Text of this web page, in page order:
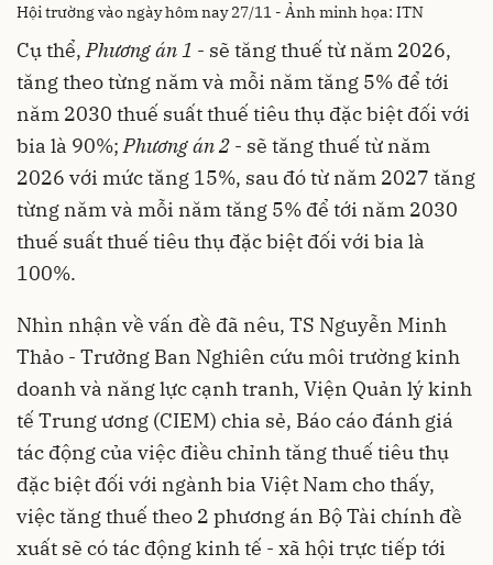
Hội trường vào ngày hôm nay 27/11 - Ảnh minh họa: ITN
Cụ thể,Phương án 1 - sẽ tăng thuế từ năm 2026,
tăng theo từng năm và mỗi năm tăng 5% để tới
năm 2030 thuế suất thuế tiêu thụ đặc biệt đối với
bia là 90%;Phương án 2 - sẽ tăng thuế từ năm
2026 với mức tăng 15%, sau đó từ năm 2027 tăng
từng năm và mỗi năm tăng 5% để tới năm 2030
thuế suất thuế tiêu thụ đặc biệt đối với bia là
100%.
Nhìn nhận về vấn đề đã nêu, TS Nguyễn Minh
Thảo - Trưởng Ban Nghiên cứu môi trường kinh
doanh và năng lực cạnh tranh, Viện Quản lý kinh
tế Trung ương (CIEM) chia sẻ, Báo cáo đánh giá
tác động của việc điều chỉnh tăng thuế tiêu thụ
đặc biệt đối với ngành bia Việt Nam cho thấy,
việc tăng thuế theo 2 phương án Bộ Tài chính đề
xuất sẽ có tác động kinh tế - xã hội trực tiếp tới